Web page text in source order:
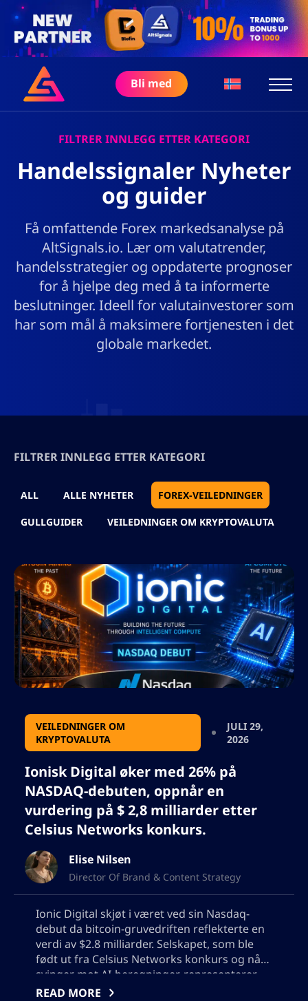
Bli med
FILTRER INNLEGG ETTER KATEGORI
Handelssignaler Nyheter
og guider
Få omfattende Forex markedsanalyse på
AltSignals.io. Lær om valutatrender,
handelsstrategier og oppdaterte prognoser
for å hjelpe deg med å ta informerte
beslutninger. Ideell for valutainvestorer som
har som mål å maksimere fortjenesten i det
globale markedet.
FILTRER INNLEGG ETTER KATEGORI
ALL ALLE NYHETER FOREX-VEILEDNINGER
GULLGUIDER VEILEDNINGER OM KRYPTOVALUTA
VEILEDNINGER OM
KRYPTOVALUTA
JULI 29,
2026
Ionisk Digital øker med 26% på
NASDAQ-debuten, oppnår en
vurdering på $ 2,8 milliarder etter
Celsius Networks konkurs.
Elise Nilsen
Director Of Brand & Content Strategy
Ionic Digital skjøt i været ved sin Nasdaq-
debut da bitcoin-gruvedriften reflekterte en
verdi av $2.8 milliarder. Selskapet, som ble
født ut fra Celsius Networks konkurs og nå
svinger mot AI-beregninger, representerer
Nasdaqs største direkte notering siden 2021.
READ MORE